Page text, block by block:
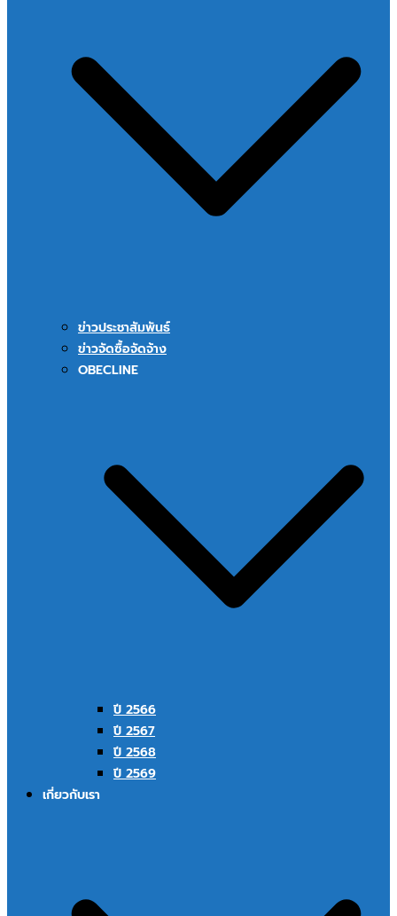
ข่าวประชาสัมพันธ์
ข่าวจัดซื้อจัดจ้าง
OBECLINE
ปี 2566
ปี 2567
ปี 2568
ปี 2569
เกี่ยวกับเรา